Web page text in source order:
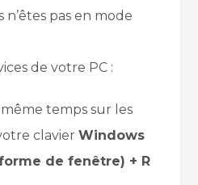
pas en mode
de votre PC :
temps sur les
clavierWindows
de fenêtre) + R